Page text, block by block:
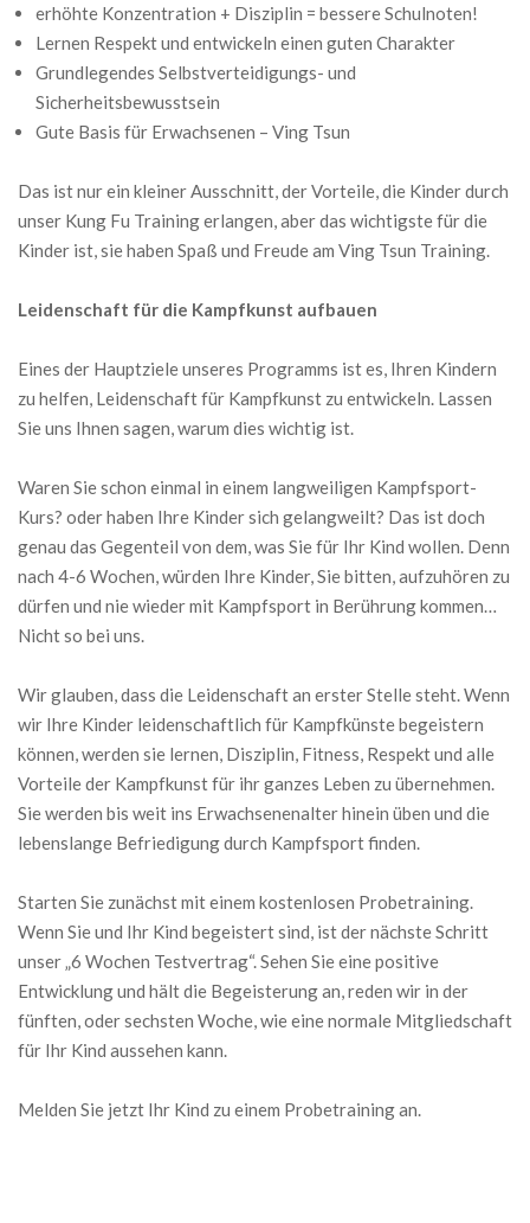
erhöhte Konzentration + Disziplin = bessere Schulnoten!
Lernen Respekt und entwickeln einen guten Charakter
Grundlegendes Selbstverteidigungs- und
Sicherheitsbewusstsein
Gute Basis für Erwachsenen – Ving Tsun
Das ist nur ein kleiner Ausschnitt, der Vorteile, die Kinder durch
unser Kung Fu Training erlangen, aber das wichtigste für die
Kinder ist, sie haben Spaß und Freude am Ving Tsun Training.
Leidenschaft für die Kampfkunst aufbauen
Eines der Hauptziele unseres Programms ist es, Ihren Kindern
zu helfen, Leidenschaft für Kampfkunst zu entwickeln. Lassen
Sie uns Ihnen sagen, warum dies wichtig ist.
Waren Sie schon einmal in einem langweiligen Kampfsport-
Kurs? oder haben Ihre Kinder sich gelangweilt? Das ist doch
genau das Gegenteil von dem, was Sie für Ihr Kind wollen. Denn
nach 4-6 Wochen, würden Ihre Kinder, Sie bitten, aufzuhören zu
dürfen und nie wieder mit Kampfsport in Berührung kommen…
Nicht so bei uns.
Wir glauben, dass die Leidenschaft an erster Stelle steht. Wenn
wir Ihre Kinder leidenschaftlich für Kampfkünste begeistern
können, werden sie lernen, Disziplin, Fitness, Respekt und alle
Vorteile der Kampfkunst für ihr ganzes Leben zu übernehmen.
Sie werden bis weit ins Erwachsenenalter hinein üben und die
lebenslange Befriedigung durch Kampfsport finden.
Starten Sie zunächst mit einem kostenlosen Probetraining.
Wenn Sie und Ihr Kind begeistert sind, ist der nächste Schritt
unser „6 Wochen Testvertrag“. Sehen Sie eine positive
Entwicklung und hält die Begeisterung an, reden wir in der
fünften, oder sechsten Woche, wie eine normale Mitgliedschaft
für Ihr Kind aussehen kann.
Melden Sie jetzt Ihr Kind zu einem Probetraining an.